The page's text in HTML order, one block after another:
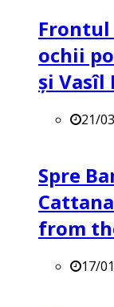
ochii
și Vasîl
21/
Spre
from
17/